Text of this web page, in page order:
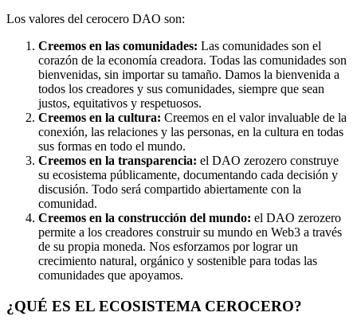
Los valores del cerocero DAO son:
Creemos en las comunidades: Las comunidades son el
corazón de la economía creadora. Todas las comunidades son
bienvenidas, sin importar su tamaño. Damos la bienvenida a
todos los creadores y sus comunidades, siempre que sean
justos, equitativos y respetuosos.
Creemos en la cultura: Creemos en el valor invaluable de la
conexión, las relaciones y las personas, en la cultura en todas
sus formas en todo el mundo.
Creemos en la transparencia: el DAO zerozero construye
su ecosistema públicamente, documentando cada decisión y
discusión. Todo será compartido abiertamente con la
comunidad.
Creemos en la construcción del mundo: el DAO zerozero
permite a los creadores construir su mundo en Web3 a través
de su propia moneda. Nos esforzamos por lograr un
crecimiento natural, orgánico y sostenible para todas las
comunidades que apoyamos.
¿QUÉ ES EL ECOSISTEMA CEROCERO?